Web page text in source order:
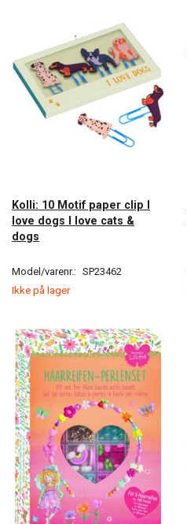
Kolli: 10 Motif paper clip I
love dogs I love cats &
dogs
Model/varenr.: SP23462
Ikke på lager